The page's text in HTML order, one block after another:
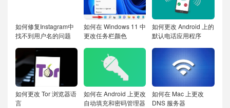
如何修复Instagram中
找不到用户名的问题
如何在 Windows 11 中
更改任务栏颜色
如何更改 Android 上的
默认电话应用程序
如何更改 Tor 浏览器语
言
如何在 Android 上更改
自动填充和密码管理器
如何在 Mac 上更改
DNS 服务器